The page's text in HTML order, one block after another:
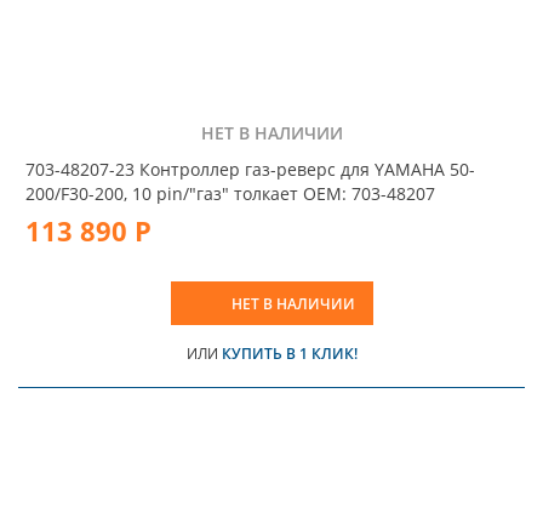
НЕТ В НАЛИЧИИ
703-48207-23 Контроллер газ-реверс для YAMAHA 50-
200/F30-200, 10 pin/"газ" толкает OEM: 703-48207
113 890 Р
НЕТ В НАЛИЧИИ
ИЛИ КУПИТЬ В 1 КЛИК!